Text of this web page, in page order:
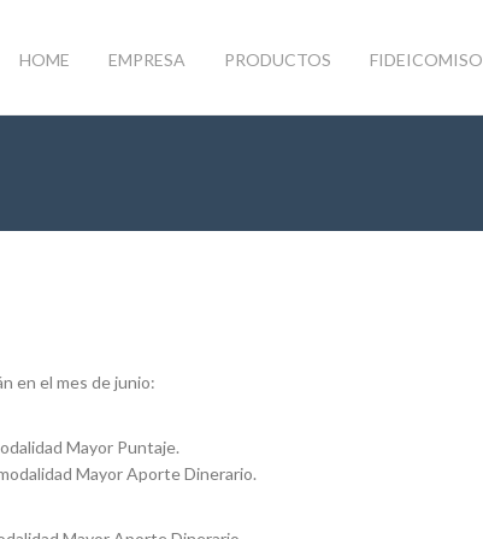
HOME EMPRESA PRODUCTOS FIDEICOMISO
en el mes de junio:
Mayor Puntaje.
Mayor Aporte Dinerario.